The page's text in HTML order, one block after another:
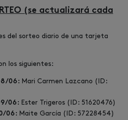
(se actualizará cada
del sorteo diario de una tarjeta
los siguientes:
06: Mari Carmen Lazcano (ID:
06: Ester Trigeros (ID: 51620476)
06: Maite García (ID: 57228454)